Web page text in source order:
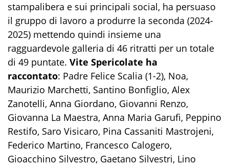
stampalibera e sui principali social, ha persuaso
il gruppo di lavoro a produrre la seconda (2024-
2025) mettendo quindi insieme una
ragguardevole galleria di 46 ritratti per un totale
di 49 puntate. Vite Spericolate ha
raccontato: Padre Felice Scalia (1-2), Noa,
Maurizio Marchetti, Santino Bonfiglio, Alex
Zanotelli, Anna Giordano, Giovanni Renzo,
Giovanna La Maestra, Anna Maria Garufi, Peppino
Restifo, Saro Visicaro, Pina Cassaniti Mastrojeni,
Federico Martino, Francesco Calogero,
Gioacchino Silvestro, Gaetano Silvestri, Lino